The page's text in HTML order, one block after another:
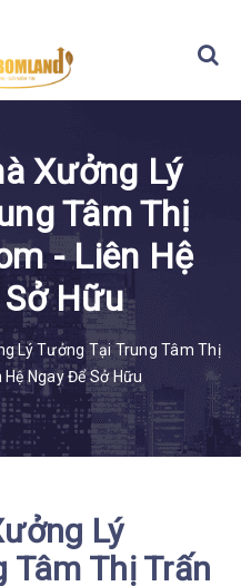
Xưởng Lý
Tâm Thị
- Liên Hệ
Hữu
Lý Tưởng Tại Trung Tâm Thị
Ngay Để Sở Hữu
Lý
Tâm Thị Trấn